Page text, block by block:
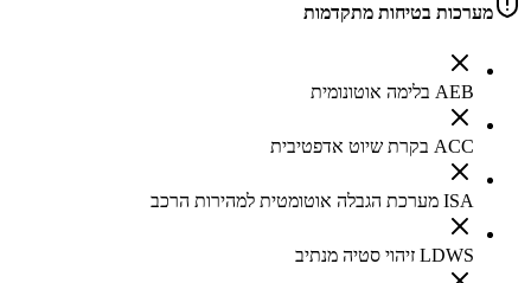
מערכות בטיחות מתקדמות
AEB בלימה אוטונומית
ACC בקרת שיוט אדפטיבית
ISA מערכת הגבלה אוטומטית למהירות הרכב
LDWS זיהוי סטיה מנתיב